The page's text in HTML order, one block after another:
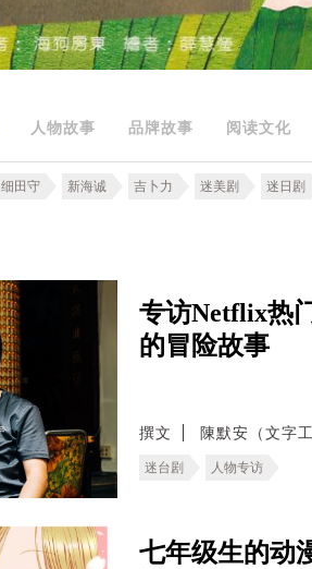
人物故事 品牌故事 阅读文化
细田守 新海诚 吉卜力 迷美剧 迷日剧
专访Netflix热
的冒险故事
撰文 陳默安（文字
迷台剧 人物专访
七年级生的动